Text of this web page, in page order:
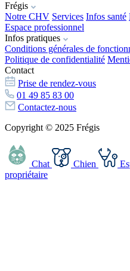
Frégis
Notre CHV Services Infos santé
Espace professionnel
Infos pratiques
Conditions générales de
Politique de confidentialité
Contact
Prise de rendez-vous
01 49 85 83 00
Contactez-nous
Copyright © 2025 Frégis
Chat Chien
propriétaire